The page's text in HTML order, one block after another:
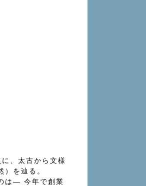
、太古から⽂様
を辿る。
は― 今年で創業